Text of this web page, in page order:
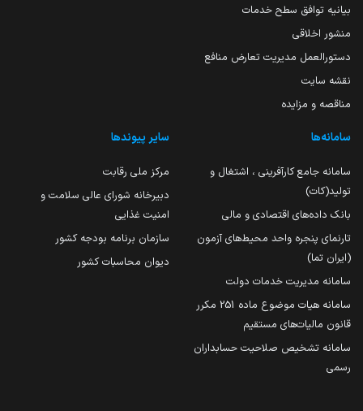
بیانیه توافق سطح خدمات
منشور اخلاقی
دستورالعمل مدیریت تعارض منافع
نقشه سایت
مناقصه و مزایده
سامانه‌ها
سامانه جامع کارآفرینی ، اشتغال و
تولید(کات)
بانک داده‌های اقتصادی و مالی
تارنمای پنجره واحد محیط‌های آزمون
(ایران تما)
سامانه مدیریت خدمات دولت
سامانه هیات موضوع ماده 251 مکرر
قانون مالیات‌های مستقیم
سامانه تشخیص صلاحیت حسابداران
رسمی
سایر پیوندها
مرکز ملی رقابت
دبیرخانه شورای عالی سلامت و
امنیت غذایی
سازمان برنامه بودجه کشور
دیوان محاسبات کشور